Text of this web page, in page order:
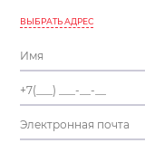
ВЫБРАТЬ АДРЕС